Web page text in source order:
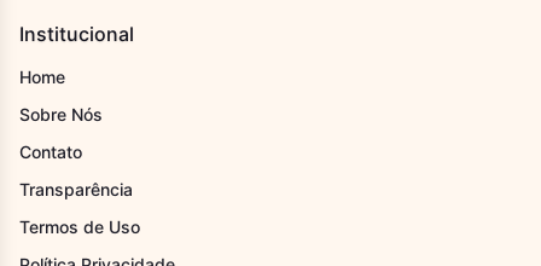
Institucional
Home
Sobre Nós
Contato
Transparência
Termos de Uso